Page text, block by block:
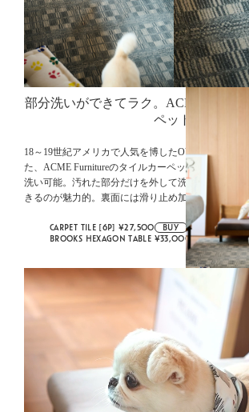
部分洗いができてラク。 ACME オリジ
ペット。
18～19世紀アメリカで人気を博したOVERSHOTの
た、ACME Furnitureのタイルカーペット。1枚は
洗い可能。汚れた部分だけを外して洗ったり、傷ん
きるのが魅力的。裏面には滑り止め加工も。
CARPET TILE [6P] ¥27,500
BUY
BROOKS HEXAGON TABLE ¥33,000
BUY